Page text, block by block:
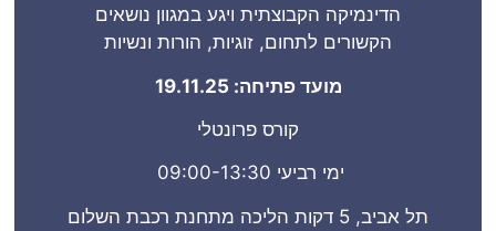
הדינמיקה הקבוצתית ויגע במגוון נושאים
הקשורים לתחום, זוגיות, הורות ונשיות
מועד פתיחה: 19.11.25
קורס פרונטלי
ימי רביעי 09:00-13:30
תל אביב, 5 דקות הליכה מתחנת רכבת השלום